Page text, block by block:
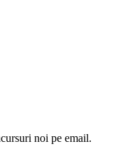
noi pe email.